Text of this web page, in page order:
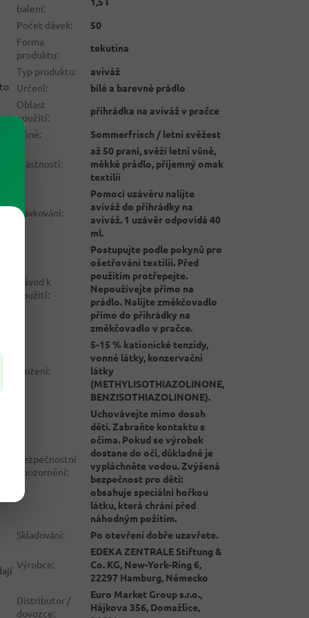
balení:
Počet dávek:
50
Forma
produktu:
tekutina
Typ produktu:
aviváž
Určení:
bílé a barevné prádlo
Oblast
použití:
přihrádka na aviváž v pračce
Vůně: Sommerfrisch / letní svěžest
Vlastnosti:
až 50 praní, svěží letní vůně,
měkké prádlo, příjemný omak
textilií
Dávkování:
Pomocí uzávěru nalijte
aviváž do přihrádky na
aviváž. 1 uzávěr odpovídá 40
ml.
Návod k
použití:
Postupujte podle pokynů pro
ošetřování textilií. Před
použitím protřepejte.
Nepoužívejte přímo na
prádlo. Nalijte změkčovadlo
přímo do přihrádky na
změkčovadlo v pračce.
Složení:
5-15 % kationické tenzidy,
vonné látky, konzervační
látky
(METHYLISOTHIAZOLINONE,
BENZISOTHIAZOLINONE).
Bezpečnostní
upozornění:
Uchovávejte mimo dosah
dětí. Zabraňte kontaktu s
očima. Pokud se výrobek
dostane do očí, důkladně je
vypláchněte vodou. Zvýšená
bezpečnost pro děti:
obsahuje speciální hořkou
látku, která chrání před
náhodným požitím.
Skladování: Po otevření dobře uzavřete.
Výrobce:
EDEKA ZENTRALE Stiftung &
Co. KG, New-York-Ring 6,
22297 Hamburg, Německo
Distributor /
dovozce:
Euro Market Group s.r.o.,
Hájkova 356, Domažlice,